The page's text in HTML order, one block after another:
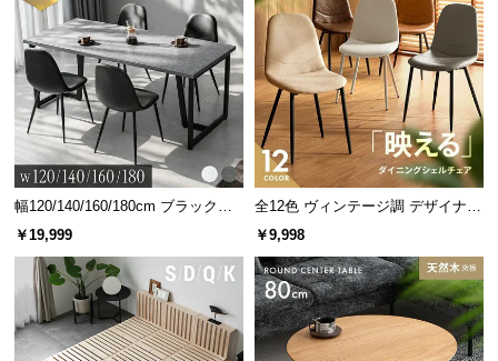
幅120/140/160/180cm ブラックフ
レーム ダイニング 大理石調 4人掛
￥19,999
全12色 ヴィンテージ調 デザイナー
ズシェルチェア
￥9,998